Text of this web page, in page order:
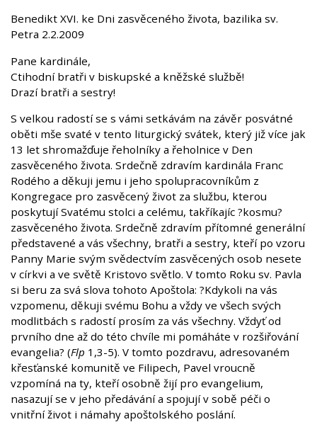
Benedikt XVI. ke Dni zasvěceného života, bazilika sv.
Petra 2.2.2009
Pane kardinále,
Ctihodní bratři v biskupské a kněžské službě!
Drazí bratři a sestry!
S velkou radostí se s vámi setkávám na závěr posvátné
oběti mše svaté v tento liturgický svátek, který již více jak
13 let shromažďuje řeholníky a řeholnice v Den
zasvěceného života. Srdečně zdravím kardinála Franc
Rodého a děkuji jemu i jeho spolupracovníkům z
Kongregace pro zasvěcený život za službu, kterou
poskytují Svatému stolci a celému, takříkajíc ?kosmu?
zasvěceného života. Srdečně zdravím přítomné generální
představené a vás všechny, bratři a sestry, kteří po vzoru
Panny Marie svým svědectvím zasvěcených osob nesete
v církvi a ve světě Kristovo světlo. V tomto Roku sv. Pavla
si beru za svá slova tohoto Apoštola: ?Kdykoli na vás
vzpomenu, děkuji svému Bohu a vždy ve všech svých
modlitbách s radostí prosím za vás všechny. Vždyť od
prvního dne až do této chvíle mi pomáháte v rozšiřování
evangelia? (Flp 1,3-5). V tomto pozdravu, adresovaném
křesťanské komunitě ve Filipech, Pavel vroucně
vzpomíná na ty, kteří osobně žijí pro evangelium,
nasazují se v jeho předávání a spojují v sobě péči o
vnitřní život i námahy apoštolského poslání.